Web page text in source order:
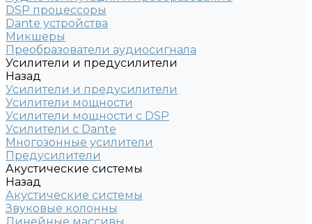
DSP процессоры
Dante устройства
Микшеры
Преобразователи аудиосигнала
Усилители и предусилители
Назад
Усилители и предусилители
Усилители мощности
Усилители мощности с DSP
Усилители с Dante
Многозонные усилители
Предусилители
Акустические системы
Назад
Акустические системы
Звуковые колонны